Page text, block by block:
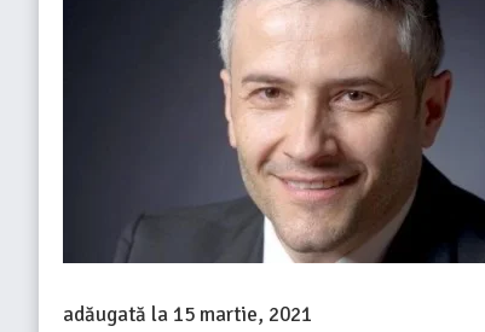
adăugată la 15 martie, 2021